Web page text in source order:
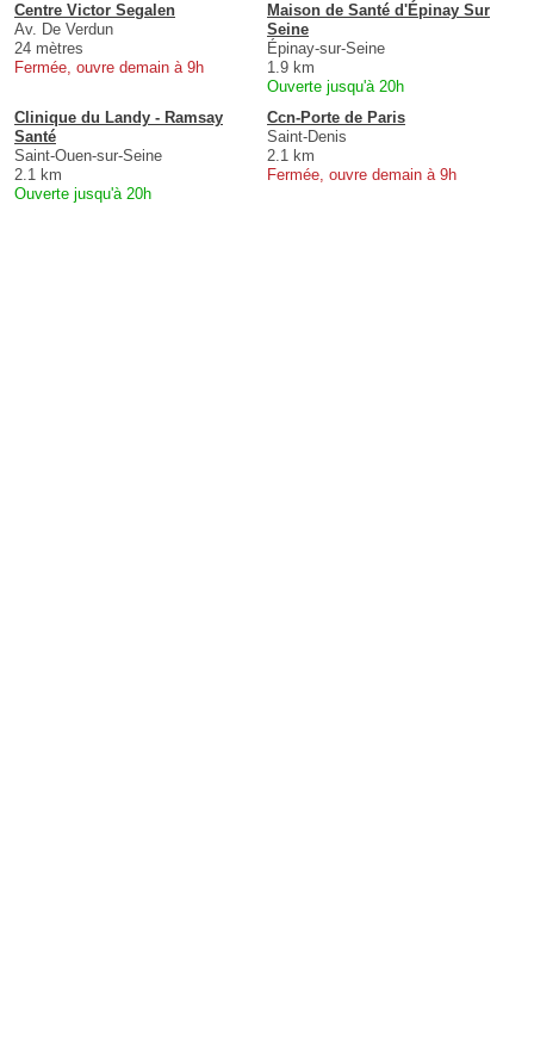
Centre Victor Segalen
Av. De Verdun
24 mètres
Fermée, ouvre demain à 9h
Maison de Santé d'Épinay Sur
Seine
Épinay-sur-Seine
1.9 km
Ouverte jusqu'à 20h
Clinique du Landy - Ramsay
Santé
Saint-Ouen-sur-Seine
2.1 km
Ouverte jusqu'à 20h
Ccn-Porte de Paris
Saint-Denis
2.1 km
Fermée, ouvre demain à 9h